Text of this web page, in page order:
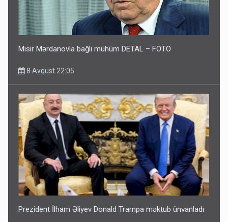
Misir Mərdanovla bağlı mühüm DETAL – FOTO
8 Avqust 22:05
Prezident İlham Əliyev Donald Trampa məktub ünvanladı